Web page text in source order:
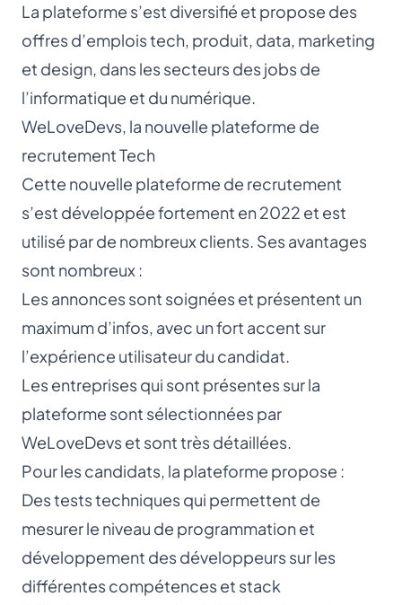
La plateforme s’est diversifié et propose des
offres d’emplois tech, produit, data, marketing
et design, dans les secteurs des jobs de
l’informatique et du numérique.
WeLoveDevs, la nouvelle plateforme de
recrutement Tech
Cette nouvelle plateforme de recrutement
s’est développée fortement en 2022 et est
utilisé par de nombreux clients. Ses avantages
sont nombreux :
Les annonces sont soignées et présentent un
maximum d’infos, avec un fort accent sur
l’expérience utilisateur du candidat.
Les entreprises qui sont présentes sur la
plateforme sont sélectionnées par
WeLoveDevs et sont très détaillées.
Pour les candidats, la plateforme propose :
Des tests techniques qui permettent de
mesurer le niveau de programmation et
développement des développeurs sur les
différentes compétences et stack